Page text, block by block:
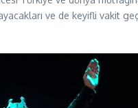
ve de keyifli vakit